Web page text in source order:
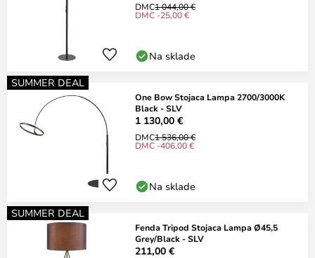
DMC1 044,00 €
DMC -25,00 €
Na sklade
SUMMER DEAL
One Bow Stojaca Lampa 2700/3000K
Black - SLV
1 130,00 €
DMC1 536,00 €
DMC -406,00 €
Na sklade
SUMMER DEAL
Fenda Tripod Stojaca Lampa Ø45,5
Grey/Black - SLV
211,00 €